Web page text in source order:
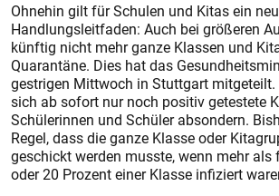
Ohnehin gilt für Schulen und Kitas ein
Handlungsleitfaden: Auch bei größeren
künftig nicht mehr ganze Klassen und
Quarantäne. Dies hat das
gestrigen Mittwoch in Stuttgart mitgeteilt.
sich ab sofort nur noch positiv getestete
Schülerinnen und Schüler absondern.
Regel, dass die ganze Klasse oder
geschickt werden musste, wenn mehr
oder 20 Prozent einer Klasse infiziert